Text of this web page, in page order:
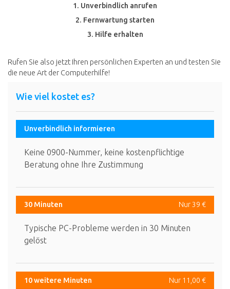
1. Unverbindlich anrufen
2. Fernwartung starten
3. Hilfe erhalten
Rufen Sie also jetzt Ihren persönlichen Experten an und testen Sie
die neue Art der Computerhilfe!
Wie viel kostet es?
Unverbindlich informieren
Keine 0900-Nummer, keine kostenpflichtige
Beratung ohne Ihre Zustimmung
30 Minuten Nur 39 €
Typische PC-Probleme werden in 30 Minuten
gelöst
10 weitere Minuten Nur 11,00 €